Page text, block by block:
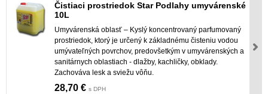
Čistiaci prostriedok Star Podlahy umyvárenské
10L
Umyvárenská oblasť – Kyslý koncentrovaný parfumovaný
prostriedok, ktorý je určený k základnému čisteniu vodou
umývateľných povrchov, predovšetkým v umyvárenských a
sanitárnych oblastiach - dlažby, kachličky, obklady.
Zachováva lesk a sviežu vôňu.
28,70 € s DPH